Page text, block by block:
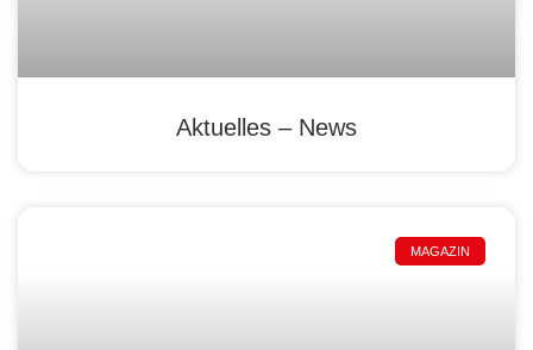
Aktuelles – News
MAGAZIN